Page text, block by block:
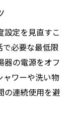
設定を見直すこ
で必要な最低限
器の電源をオフ
ャワーや洗い物
の連続使用を避